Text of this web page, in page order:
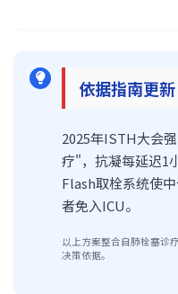
依据指南更新
2025年ISTH大会
疗"，抗凝每延迟1
Flash取栓系统使
者免入ICU。
以上方案整合自肺栓塞诊
决策依据。